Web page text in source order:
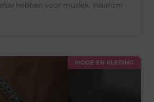
hebben voor muziek. Waarom
MODE EN KLEDING